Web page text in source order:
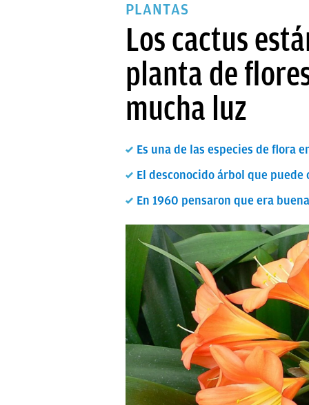
PLANTAS
Los cactus
planta de
mucha luz
Es una de las especies de flora
El desconocido árbol que
En 1960 pensaron que era